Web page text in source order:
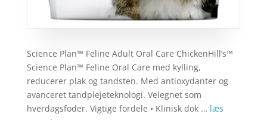
Science Plan™ Feline Adult Oral Care ChickenHill’s™
Science Plan™ Feline Oral Care med kylling,
reducerer plak og tandsten. Med antioxydanter og
avanceret tandplejeteknologi. Velegnet som
hverdagsfoder. Vigtige fordele • Klinisk dok … læs